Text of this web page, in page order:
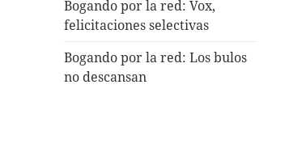
Bogando por la red: Vox,
felicitaciones selectivas
Bogando por la red: Los bulos
no descansan